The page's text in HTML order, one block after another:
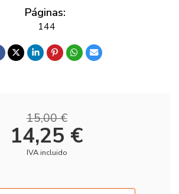
Páginas:
144
15,00 €
14,25 €
IVA incluido